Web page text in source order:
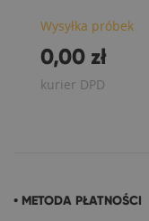
Wysyłka próbek
0,00 zł
kurier DPD
• METODA PŁATNOŚCI